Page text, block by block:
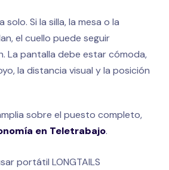
Si la silla, la mesa o la
el cuello puede seguir
La pantalla debe estar cómoda,
la distancia visual y la posición
sobre el puesto completo,
en Teletrabajo.